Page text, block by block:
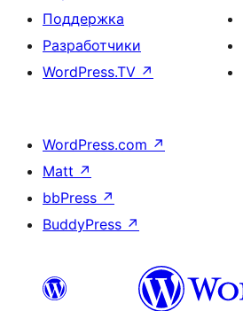
Поддержка
Разработчики
WordPress.TV ↗
WordPress.com ↗
Matt ↗
bbPress ↗
BuddyPress ↗